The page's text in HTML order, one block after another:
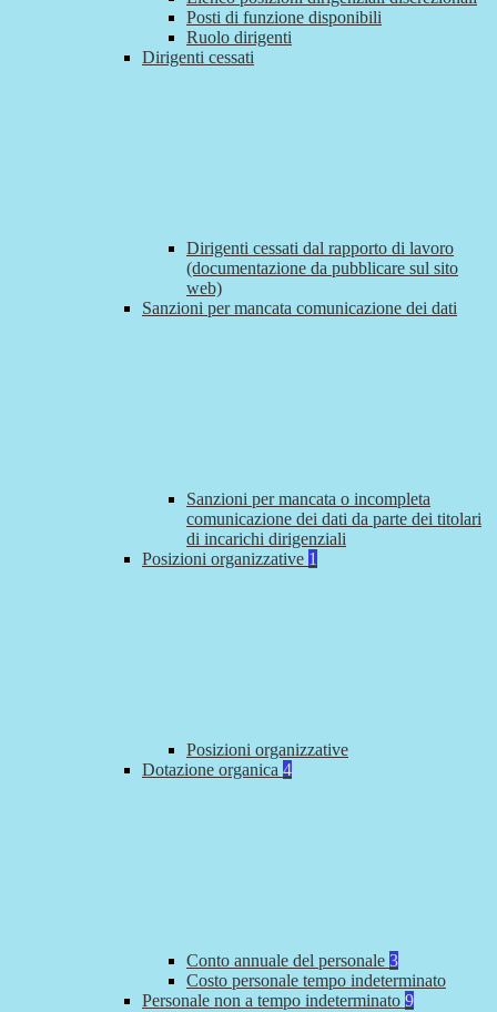
Posti di funzione disponibili
Ruolo dirigenti
Dirigenti cessati
Dirigenti cessati dal rapporto di lavoro
(documentazione da pubblicare sul sito
web)
Sanzioni per mancata comunicazione dei dati
Sanzioni per mancata o incompleta
comunicazione dei dati da parte dei titolari
di incarichi dirigenziali
Posizioni organizzative 1
Posizioni organizzative
Dotazione organica 4
Conto annuale del personale 3
Costo personale tempo indeterminato
Personale non a tempo indeterminato 9